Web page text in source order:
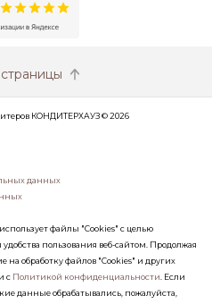
КОНДИТЕРХАУЗ © 2026
данных
файлы "Cookies" с целью
пользования веб-сайтом. Продолжая
на обработку файлов "Cookies" и других
с Политикой конфиденциальности . Если
данные обрабатывались, пожалуйста,